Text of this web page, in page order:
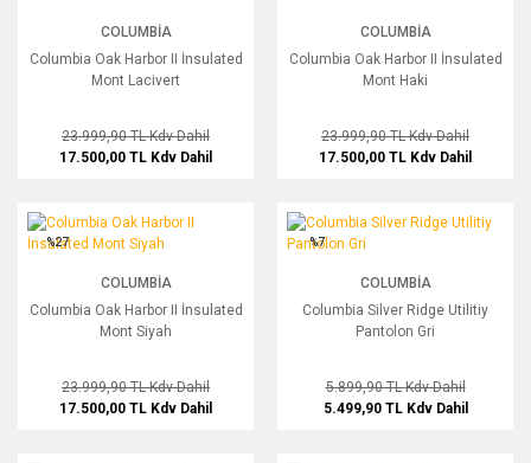
COLUMBIA
Columbia Oak Harbor II İnsulated
Mont Lacivert
23.999,90 TLKdv Dahil
17.500,00 TL Kdv Dahil
COLUMBIA
Columbia Oak Harbor II İnsulated
Mont Haki
23.999,90 TLKdv Dahil
17.500,00 TL Kdv Dahil
Columbia Oak Harbor II İnsulated Mont Siyah
%27
COLUMBIA
Columbia Oak Harbor II İnsulated
Mont Siyah
23.999,90 TLKdv Dahil
17.500,00 TL Kdv Dahil
Columbia Silver Ridge Utilitiy
%7
COLUMBIA
Columbia Silver Ridge Utilitiy
Pantolon Gri
5.899,90 TLKdv Dahil
5.499,90 TL Kdv Dahil